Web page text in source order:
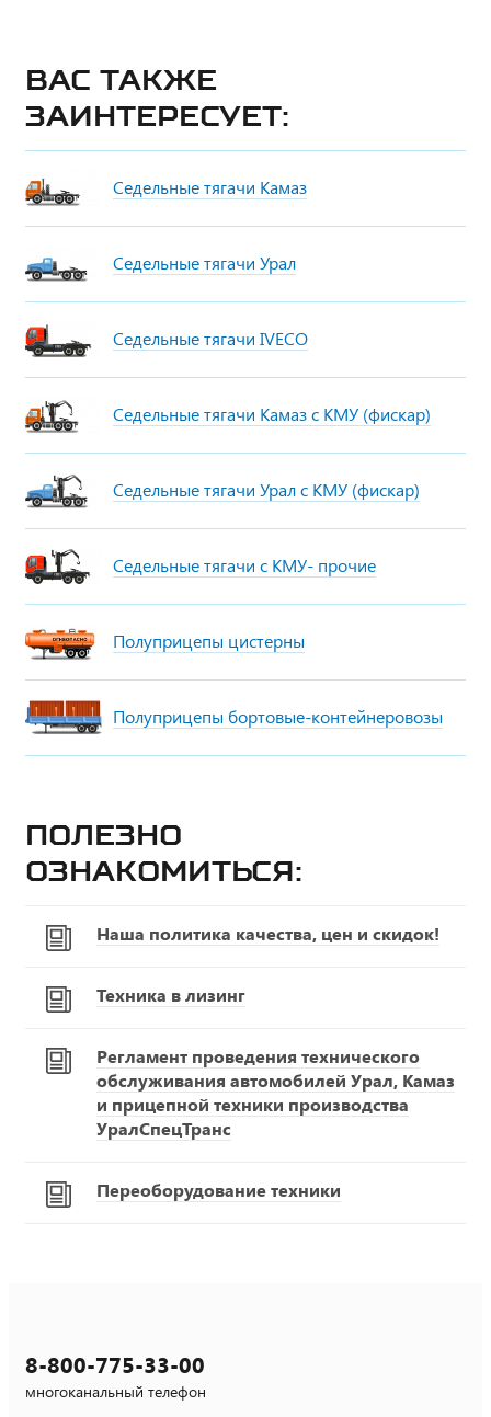
Вас также
заинтересует:
Седельные тягачи Камаз
Седельные тягачи Урал
Седельные тягачи IVECO
Седельные тягачи Камаз с КМУ (фискар)
Седельные тягачи Урал с КМУ (фискар)
Седельные тягачи с КМУ- прочие
Полуприцепы цистерны
Полуприцепы бортовые-контейнеровозы
Полезно
ознакомиться:
Наша политика качества, цен и скидок!
Техника в лизинг
Регламент проведения технического
обслуживания автомобилей Урал, Камаз
и прицепной техники производства
УралСпецТранс
Переоборудование техники
8-800-775-33-00
многоканальный телефон